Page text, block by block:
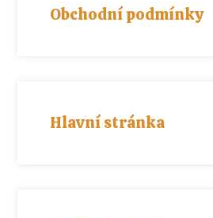
Obchodní podmínky
Hlavní stránka